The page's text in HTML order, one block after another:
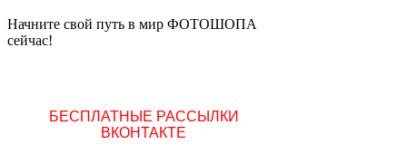
Начните свой путь в мир ФОТОШОПА
сейчас!
БЕСПЛАТНЫЕ РАССЫЛКИ
ВКОНТАКТЕ